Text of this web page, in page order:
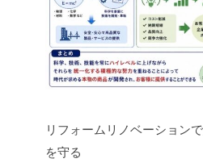
リフォームリノベーション
を守る